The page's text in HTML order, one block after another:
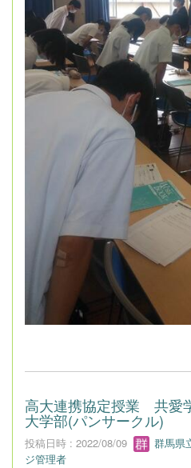
高大連携協定授業 共愛
大学部(パンサークル)
投稿日時 : 2022/08/09
群馬県
ジ管理者